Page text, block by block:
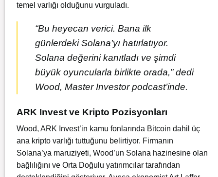
temel varlığı olduğunu vurguladı.
“Bu heyecan verici. Bana ilk
günlerdeki Solana’yı hatırlatıyor.
Solana değerini kanıtladı ve şimdi
büyük oyuncularla birlikte orada,” dedi
Wood, Master Investor podcast’inde.
ARK Invest ve Kripto Pozisyonları
Wood, ARK Invest’in kamu fonlarında Bitcoin dahil üç
ana kripto varlığı tuttuğunu belirtiyor. Firmanın
Solana’ya maruziyeti, Wood’un Solana hazinesine olan
bağlılığını ve Orta Doğulu yatırımcılar tarafından